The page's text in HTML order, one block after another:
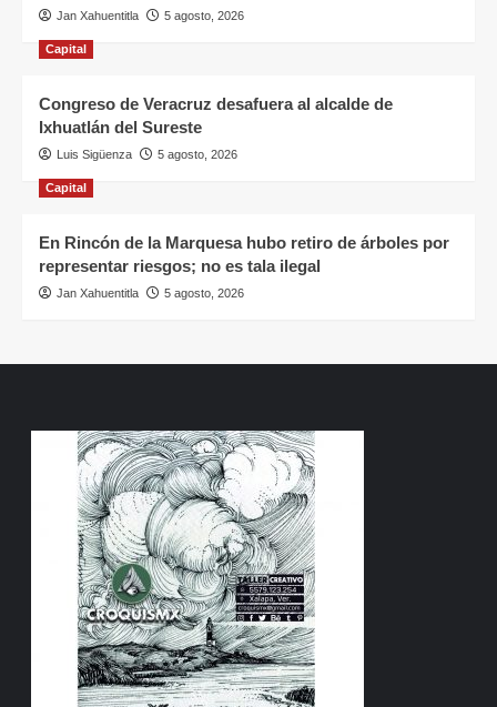
Jan Xahuentitla 5 agosto, 2026
Capital
Congreso de Veracruz desafuera al alcalde de
Ixhuatlán del Sureste
Luis Sigüenza 5 agosto, 2026
Capital
En Rincón de la Marquesa hubo retiro de árboles por
representar riesgos; no es tala ilegal
Jan Xahuentitla 5 agosto, 2026